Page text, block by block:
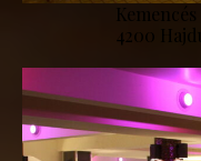
Kemencés
4200